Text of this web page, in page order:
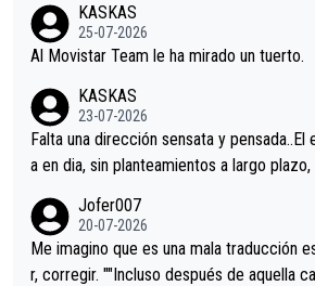
KASKAS
25-07-2026
Al Movistar Team le ha mirado un tuerto.
KASKAS
23-07-2026
Falta una dirección sensata y pensada..El
a en dia, sin planteamientos a largo
Minguez, Velez etc etc.Me da pena vivir
tristes sin victorias.
Jofer007
20-07-2026
Me imagino que es una mala traducción
r, corregir. ""Incluso después de aquella